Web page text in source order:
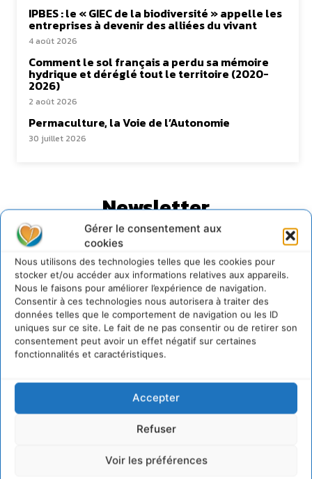
Gérer le consentement aux
cookies
Nous utilisons des technologies telles que les cookies pour
stocker et/ou accéder aux informations relatives aux appareils.
Nous le faisons pour améliorer l’expérience de navigation.
Consentir à ces technologies nous autorisera à traiter des
données telles que le comportement de navigation ou les ID
uniques sur ce site. Le fait de ne pas consentir ou de retirer son
consentement peut avoir un effet négatif sur certaines
fonctionnalités et caractéristiques.
Accepter
Refuser
Voir les préférences
IPBES : le « GIEC de la biodiversité » appelle les
entreprises à devenir des alliées du vivant
4 août 2026
Comment le sol français a perdu sa mémoire
hydrique et déréglé tout le territoire (2020-
2026)
2 août 2026
Permaculture, la Voie de l’Autonomie
30 juillet 2026
Newsletter
JE M'ABONNE